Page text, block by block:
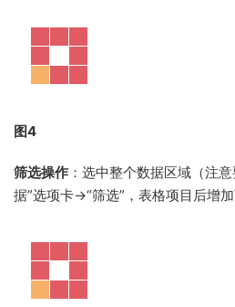
图4
筛选操作 ：选中整个数据区域（注
据”选项卡→“筛选”，表格项目后增